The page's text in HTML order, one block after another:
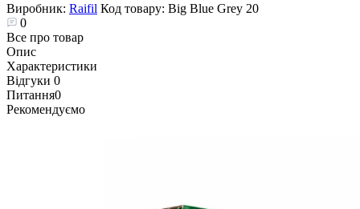
Виробник: Raifil Код товару: Big Blue Grey 20
0
Все про товар
Опис
Характеристики
Відгуки 0
Питання0
Рекомендуємо